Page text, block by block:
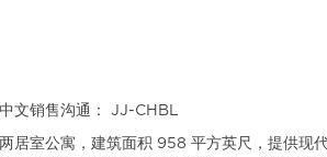
文销售沟通： JJ-CHBL
居室公寓，建筑面积 958 平方英尺，提供现